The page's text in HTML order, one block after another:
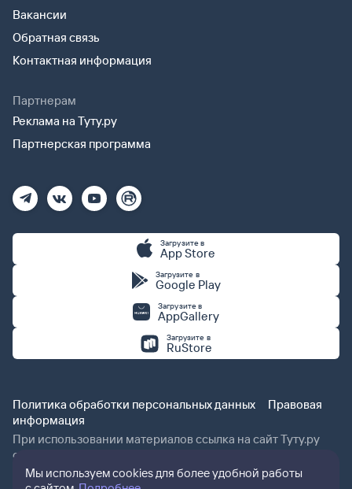
Вакансии
Обратная связь
Контактная информация
Партнерам
Реклама на Туту.ру
Партнерская программа
Загрузите в
App Store
Загрузите в
Google Play
Загрузите в
AppGallery
Загрузите в
RuStore
Политика обработки персональных данных
Правовая
информация
При использовании материалов ссылка на сайт Туту.ру
обязательна.
Мы используем cookies для более удобной работы